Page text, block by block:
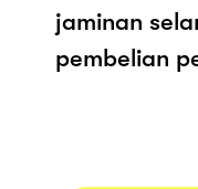
jaminan
pembelian